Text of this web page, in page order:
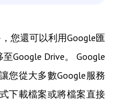
您還可以利用Google匯
Google Drive。 Google
您從大多數Google服務
下載檔案或將檔案直接